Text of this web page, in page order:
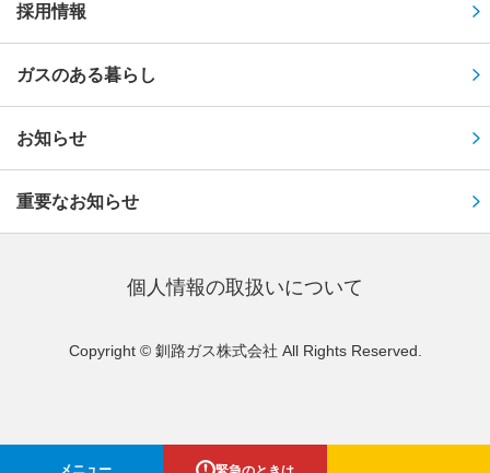
採用情報
ガスのある暮らし
お知らせ
重要なお知らせ
個⼈情報の取扱いについて
Copyright © 釧路ガス株式会社 All Rights Reserved.